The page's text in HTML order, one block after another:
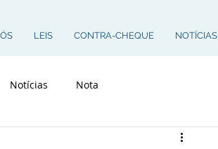
LEIS CONTRA-CHEQUE NOTÍCIAS
Notícias Nota